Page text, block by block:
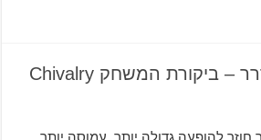
קדימה, להסתעררר – ביקורת המשחק Chivalry
להופעה גדולה יותר, עמוסה יותר